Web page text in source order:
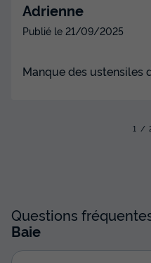
Adrienne
Publié le 21/09/2025
Manque des ustensiles
1
Questions
Baie